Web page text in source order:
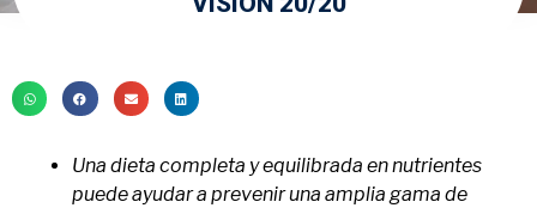
Una dieta completa y equilibrada en nutrientes
puede ayudar a prevenir una amplia gama de